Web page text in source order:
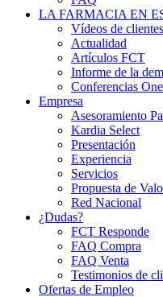
LA FARMACIA EN
Vídeos de clientes
Actualidad
Artículos FCT
Informe de la
Conferencias
Empresa
Asesoramiento
Kardia Select
Presentación
Experiencia
Servicios
Propuesta de
Red Nacional
¿Dudas?
FCT Responde
FAQ Compra
FAQ Venta
Testimonios de
Ofertas de Empleo